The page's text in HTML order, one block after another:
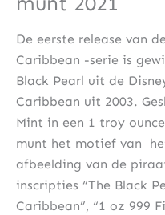
De eerste release van
Caribbean -serie is
Black Pearl uit de
Caribbean uit 2003.
Mint in een 1 troy
munt het motief van
afbeelding van de
inscripties “The Black
Caribbean”, “1 oz 999